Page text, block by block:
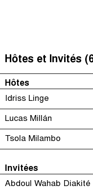
É
The
Hôtes et Invités
Hôtes
Idriss Linge
Lucas Millán
Tsola Milambo
Invitées
Abdoul Wahab Diakité